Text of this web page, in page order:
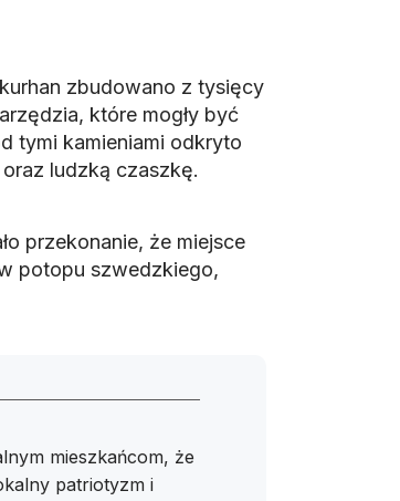
zbudowano z tysięcy
które mogły być
tymi kamieniami odkryto
ludzką czaszkę.
przekonanie, że miejsce
potopu szwedzkiego,
mieszkańcom, że
patriotyzm i